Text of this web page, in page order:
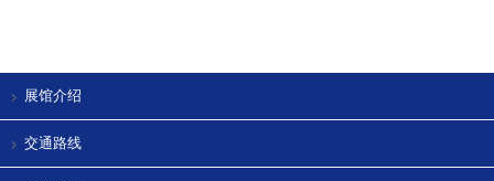
展馆介绍
交通路线